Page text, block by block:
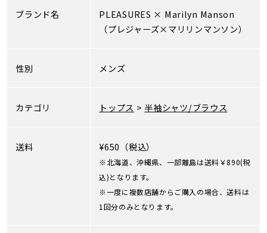
ブランド名 PLEASURES × Marilyn Manson
（プレジャーズ×マリリンマンソン）
性別 メンズ
カテゴリ トップス > 半袖シャツ/ブラウス
送料 ¥650（税込）
※北海道、沖縄県、一部離島は送料￥890(税
込)となります。
※一度に複数店舗からご購入の場合、送料は
1回分のみとなります。